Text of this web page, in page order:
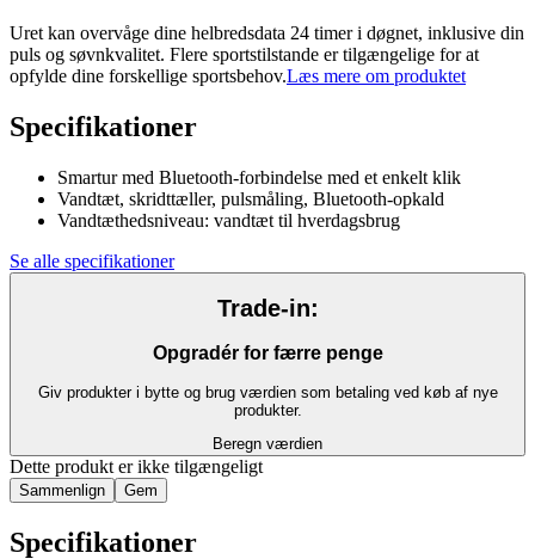
Uret kan overvåge dine helbredsdata 24 timer i døgnet, inklusive din
puls og søvnkvalitet. Flere sportstilstande er tilgængelige for at
opfylde dine forskellige sportsbehov.Læs mere om produktet
Specifikationer
Smartur med Bluetooth-forbindelse med et enkelt klik
Vandtæt, skridttæller, pulsmåling, Bluetooth-opkald
Vandtæthedsniveau: vandtæt til hverdagsbrug
Se alle specifikationer
Trade-in:
Opgradér for færre penge
Giv produkter i bytte og brug værdien som betaling ved køb af nye
produkter.
Beregn værdien
Dette produkt er ikke tilgængeligt
Sammenlign Gem
Specifikationer